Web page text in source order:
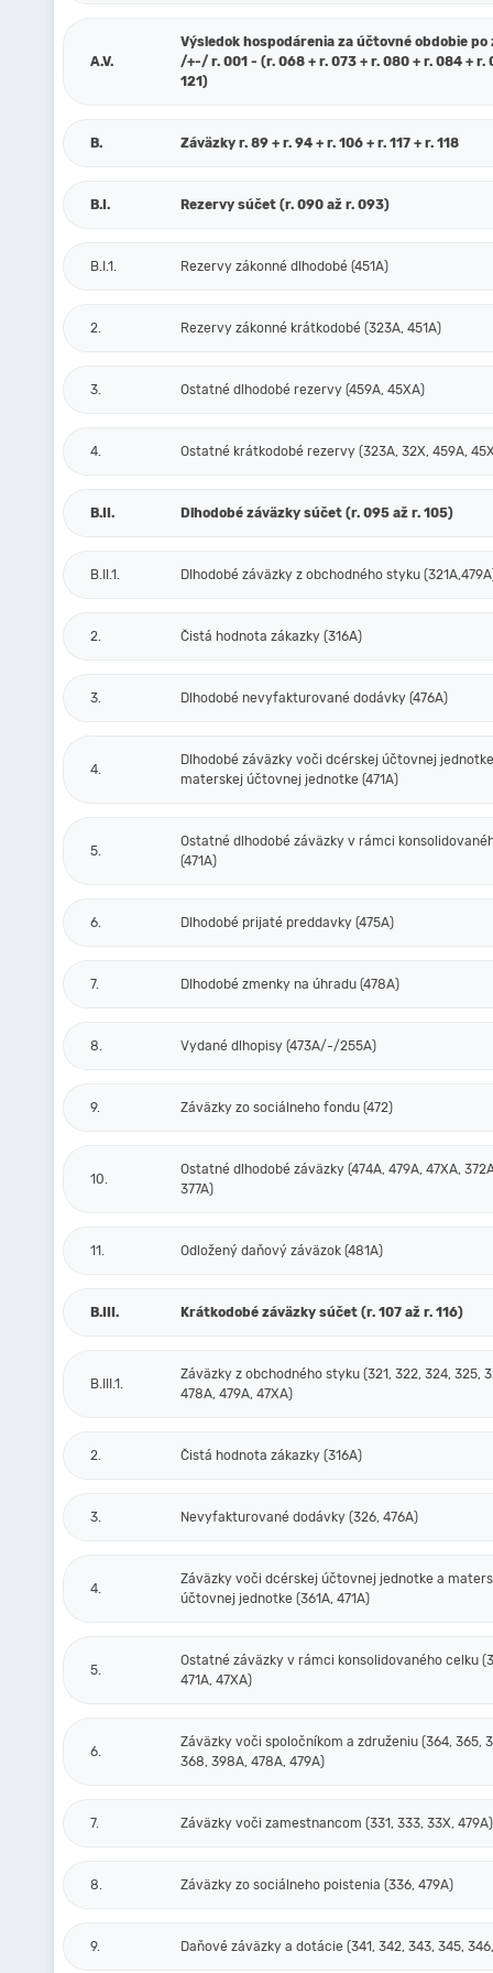
A.V.
Výsledok hospodárenia za účtovné obdobie po
/+-/ r. 001 - (r. 068 + r. 073 + r. 080 + r. 084 + r.
121)
B. Záväzky r. 89 + r. 94 + r. 106 + r. 117 + r. 118
B.I. Rezervy súčet (r. 090 až r. 093)
B.I.1. Rezervy zákonné dlhodobé (451A)
2. Rezervy zákonné krátkodobé (323A, 451A)
3. Ostatné dlhodobé rezervy (459A, 45XA)
4. Ostatné krátkodobé rezervy (323A, 32X, 459A,
B.II. Dlhodobé záväzky súčet (r. 095 až r. 105)
B.II.1. Dlhodobé záväzky z obchodného styku
2. Čistá hodnota zákazky (316A)
3. Dlhodobé nevyfakturované dodávky (476A)
4.
Dlhodobé záväzky voči dcérskej účtovnej
materskej účtovnej jednotke (471A)
5.
Ostatné dlhodobé záväzky v rámci
(471A)
6. Dlhodobé prijaté preddavky (475A)
7. Dlhodobé zmenky na úhradu (478A)
8. Vydané dlhopisy (473A/-/255A)
9. Záväzky zo sociálneho fondu (472)
10.
Ostatné dlhodobé záväzky (474A, 479A, 47XA,
377A)
11. Odložený daňový záväzok (481A)
B.III. Krátkodobé záväzky súčet (r. 107 až r. 116)
B.III.1.
Záväzky z obchodného styku (321, 322, 324, 325,
478A, 479A, 47XA)
2. Čistá hodnota zákazky (316A)
3. Nevyfakturované dodávky (326, 476A)
4.
Záväzky voči dcérskej účtovnej jednotke a
účtovnej jednotke (361A, 471A)
5.
Ostatné záväzky v rámci konsolidovaného celku
471A, 47XA)
6.
Záväzky voči spoločníkom a združeniu (364, 365,
368, 398A, 478A, 479A)
7. Záväzky voči zamestnancom (331, 333, 33X, 479A)
8. Záväzky zo sociálneho poistenia (336, 479A)
9. Daňové záväzky a dotácie (341, 342, 343, 345,